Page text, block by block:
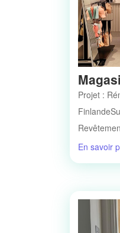
Projet :
En savoir